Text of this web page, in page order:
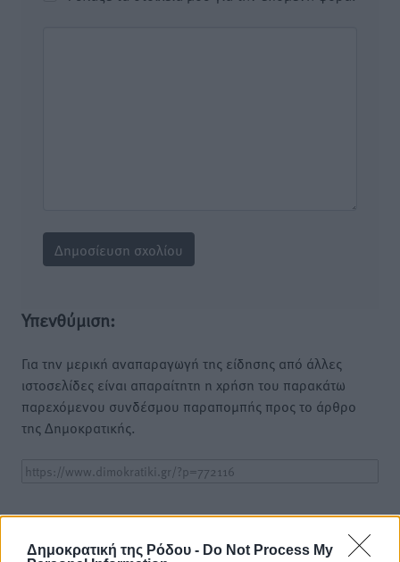
Δημοκρατική της Ρόδου - Do Not Process My
Υπενθύμιση:
Για την μερική αναπαραγωγή της είδησης από άλλες
ιστοσελίδες είναι απαραίτητη η χρήση του παρακάτω
παρεχόμενου συνδέσμου παραπομπής προς το άρθρο
της Δημοκρατικής.
o καιρός τώρα: